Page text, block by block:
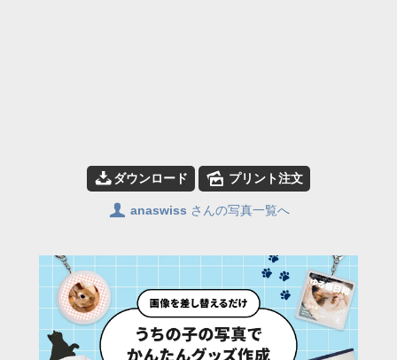
📥ダウンロード 🌄 プリント注文
👤 anaswiss さんの写真一覧へ